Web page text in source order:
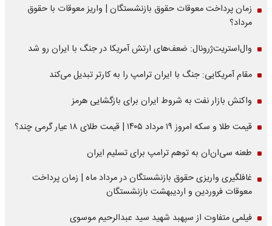
زمان پرداخت معوقات حقوق بازنشستگان | واریز معوقات با حقوق
مرداد؟
وال‌استریت‌ژرونال: ضعف‌های ارتش آمریکا در جنگ با ایران رو شد
مقام آمریکایی: جنگ با ایران ترامپ را به کارتر تبدیل می‌کند
واکنش بازار نفت به شروط ایران برای بازگشایی هرمز
قیمت طلا و سکه امروز ۱۹ مرداد ۱۴۰۵ | قیمت طلای ۱۸ عیار گرمی چند؟
طعنه سی‌ان‌ان به توهم ترامپ برای تسلیم ایران
غافلگیری واریزی حقوق بازنشستگان در مرداد ماه | زمان پرداخت
معوقات فروردین و اردیبهشت بازنشستگان
فیلمی متفاوت از سپهبد شهید سید عبدالرحیم موسوی